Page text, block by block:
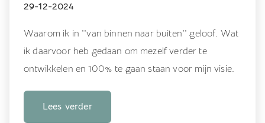
29-12-2024
Waarom ik in ''van binnen naar buiten'' geloof. Wat
ik daarvoor heb gedaan om mezelf verder te
ontwikkelen en 100% te gaan staan voor mijn visie.
Lees verder